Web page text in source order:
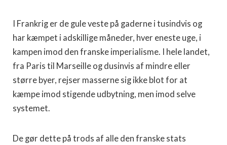
I Frankrig er de gule veste på gaderne i tusindvis og
har kæmpet i adskillige måneder, hver eneste uge, i
kampen imod den franske imperialisme. I hele landet,
fra Paris til Marseille og dusinvis af mindre eller
større byer, rejser masserne sig ikke blot for at
kæmpe imod stigende udbytning, men imod selve
systemet.
De gør dette på trods af alle den franske stats